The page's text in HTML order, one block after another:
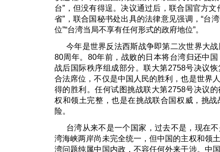
台”，但没有得逞。决议通过后，联合国官方
省”，联合国秘书处出具的法律意见强调，“台
位”“台湾当局不享有任何形式的政府地位”。
今年是世界反法西斯战争即第二次世界大
80周年。80年前，战败的日本将台湾归还中
战后国际秩序组成部分。联大第2758号决议
合法席位，不仅是中国人民的胜利，也是世界
得的胜利。任何试图挑战联大第2758号决议
权和领土完整，也是在挑战联合国权威，挑
险。
台湾从来不是一个国家，过去不是，现在
湾海峡两岸尚未完全统一，但中国的主权和领
湾问题纯属中国内政，不容任何外来干涉。中